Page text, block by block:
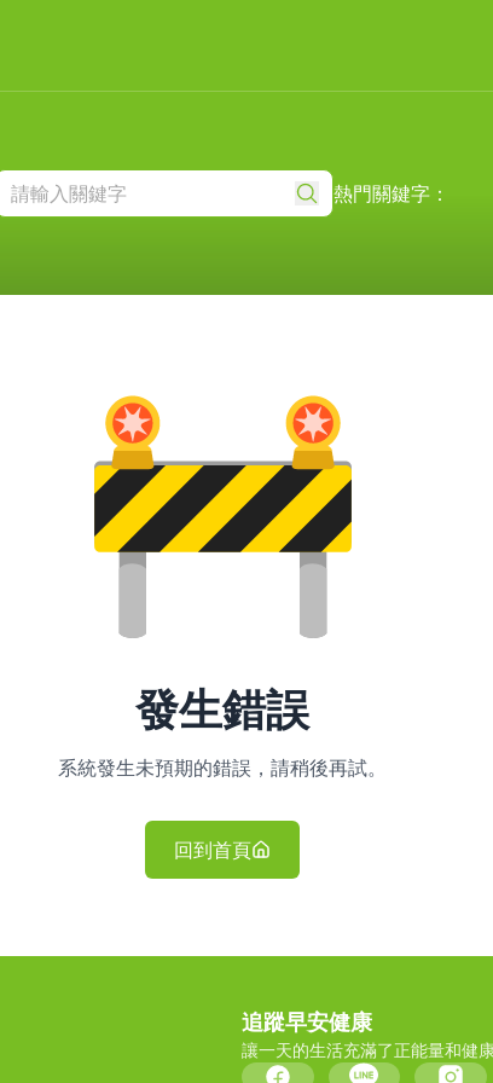
熱門關鍵字：
發生錯誤
系統發生未預期的錯誤，請稍後再試。
回到首頁
追蹤早安健康
讓一天的生活充滿了正能量和健